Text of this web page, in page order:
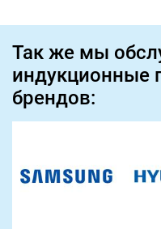
Так же мы
индукционные
брендов: